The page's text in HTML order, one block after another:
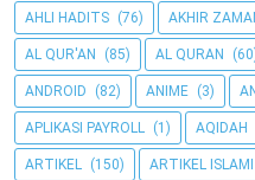
AHLI HADITS (76) AKHIR
AL QUR'AN (85) AL QURAN
ANDROID (82) ANIME (3)
APLIKASI PAYROLL (1) AQIDAH
ARTIKEL (150) ARTIKEL ISLAMI